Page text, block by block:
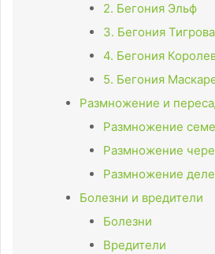
2. Бегония Эльф
3. Бегония
4. Бегония
5. Бегония
Размножение и
Размножение
Размножение
Размножение
Болезни и вредители
Болезни
Вредители